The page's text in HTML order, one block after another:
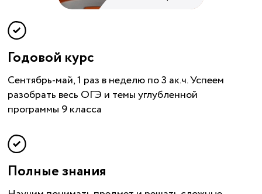
Годовой курс
Сентябрь-май, 1 раз в неделю по 3 ак.ч. Успеем
разобрать весь ОГЭ и темы углубленной
программы 9 класса
Полные знания